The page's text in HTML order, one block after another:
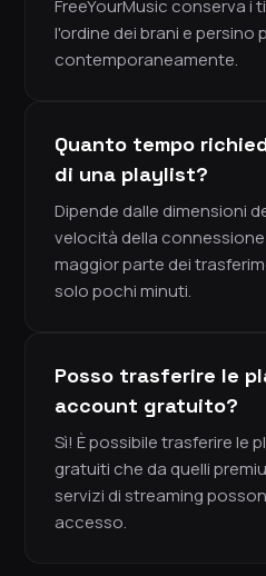
FreeYourMusic conserva i
l'ordine dei brani e persino
contemporaneamente.
Quanto tempo
di una playlist?
Dipende dalle dimensioni
velocità della
maggior parte dei
solo pochi minuti.
Posso trasferire le
account gratuito?
Sì! È possibile trasferire le
gratuiti che da quelli
servizi di streaming
accesso.